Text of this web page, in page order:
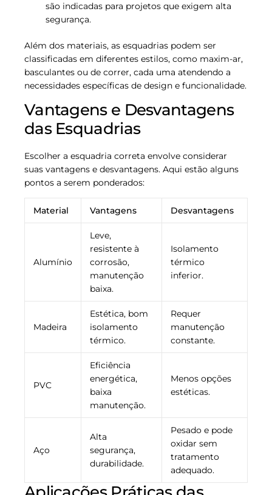
são indicadas para projetos que exigem alta
segurança.
Além dos materiais, as esquadrias podem ser
classificadas em diferentes estilos, como maxim-ar,
basculantes ou de correr, cada uma atendendo a
necessidades específicas de design e funcionalidade.
Vantagens e Desvantagens
das Esquadrias
Escolher a esquadria correta envolve considerar
suas vantagens e desvantagens. Aqui estão alguns
pontos a serem ponderados:
Material Vantagens Desvantagens
Alumínio
Leve,
resistente à
corrosão,
manutenção
baixa.
Isolamento
térmico
inferior.
Madeira
Estética, bom
isolamento
térmico.
Requer
manutenção
constante.
PVC
Eficiência
energética,
baixa
manutenção.
Menos opções
estéticas.
Aço
Alta
segurança,
durabilidade.
Pesado e pode
oxidar sem
tratamento
adequado.